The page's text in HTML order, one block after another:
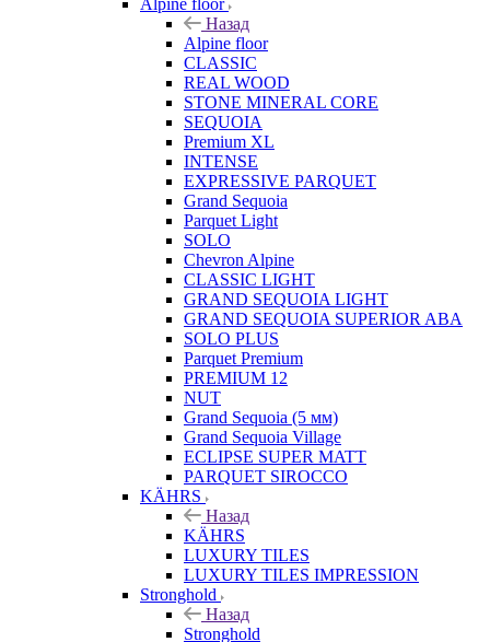
Alpine floor
Назад
Alpine floor
CLASSIC
REAL WOOD
STONE MINERAL CORE
SEQUOIA
Premium XL
INTENSE
EXPRESSIVE PARQUET
Grand Sequoia
Parquet Light
SOLO
Chevron Alpine
CLASSIC LIGHT
GRAND SEQUOIA LIGHT
GRAND SEQUOIA SUPERIOR ABA
SOLO PLUS
Parquet Premium
PREMIUM 12
NUT
Grand Sequoia (5 мм)
Grand Sequoia Village
ECLIPSE SUPER MATT
PARQUET SIROCCO
KÄHRS
Назад
KÄHRS
LUXURY TILES
LUXURY TILES IMPRESSION
Stronghold
Назад
Stronghold